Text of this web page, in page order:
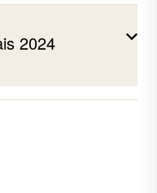
2024